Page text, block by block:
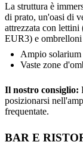
La struttura è
di prato, un'oasi di
attrezzata con lettini
EUR3) e
Ampio solarium
Vaste zone
Il nostro consiglio:
posizionarsi
frequentate.
BAR E